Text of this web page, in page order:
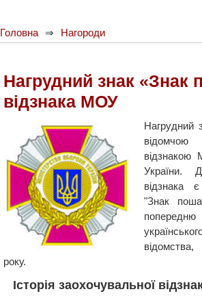
Головна Нагороди
Нагрудний знак «Знак
відзнака МОУ
Нагрудний
відзнакою
України.
відзнака
"Знак
року.
Історія заохочувальної